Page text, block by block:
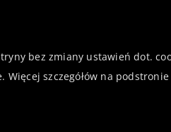
bez zmiany ustawień dot.
Więcej szczegółów na podstronie